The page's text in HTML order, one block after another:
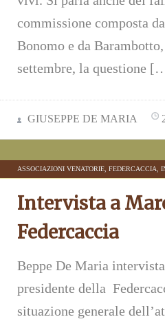
commissione composta
Bonomo e da
settembre, la questione
GIUSEPPE DE MARIA
ASSOCIAZIONI VENATORIE FEDERCACCIA
Intervista a
Federcaccia
Beppe De Maria
presidente della
situazione generale